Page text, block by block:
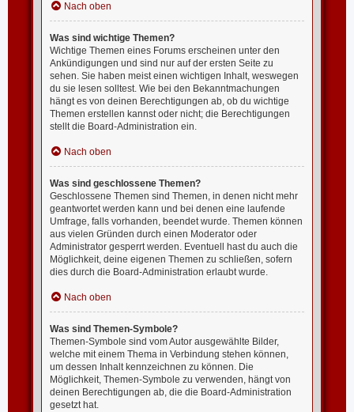
Nach oben
Was sind wichtige Themen?
Wichtige Themen eines Forums erscheinen unter den
Ankündigungen und sind nur auf der ersten Seite zu
sehen. Sie haben meist einen wichtigen Inhalt, weswegen
du sie lesen solltest. Wie bei den Bekanntmachungen
hängt es von deinen Berechtigungen ab, ob du wichtige
Themen erstellen kannst oder nicht; die Berechtigungen
stellt die Board-Administration ein.
Nach oben
Was sind geschlossene Themen?
Geschlossene Themen sind Themen, in denen nicht mehr
geantwortet werden kann und bei denen eine laufende
Umfrage, falls vorhanden, beendet wurde. Themen können
aus vielen Gründen durch einen Moderator oder
Administrator gesperrt werden. Eventuell hast du auch die
Möglichkeit, deine eigenen Themen zu schließen, sofern
dies durch die Board-Administration erlaubt wurde.
Nach oben
Was sind Themen-Symbole?
Themen-Symbole sind vom Autor ausgewählte Bilder,
welche mit einem Thema in Verbindung stehen können,
um dessen Inhalt kennzeichnen zu können. Die
Möglichkeit, Themen-Symbole zu verwenden, hängt von
deinen Berechtigungen ab, die die Board-Administration
gesetzt hat.